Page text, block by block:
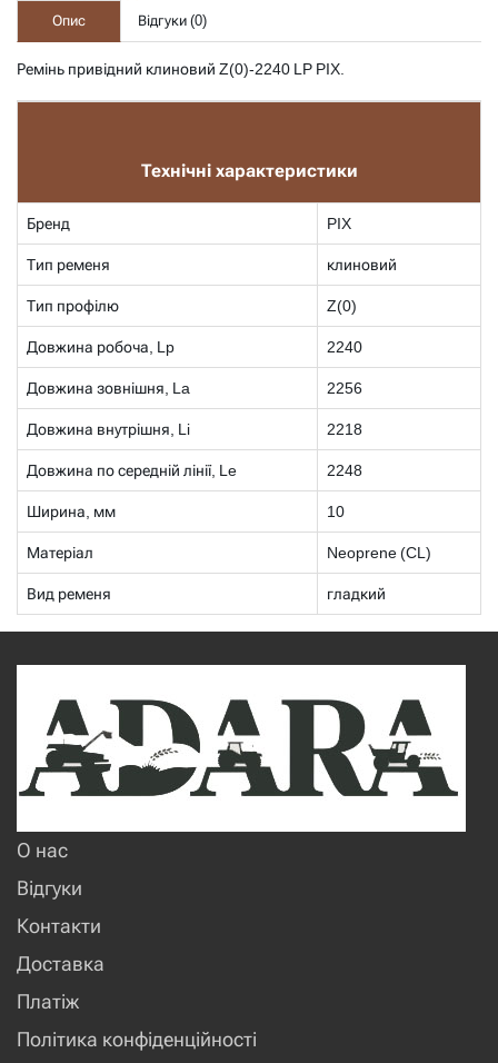
Опис
Відгуки (0)
Ремінь привідний клиновий Z(0)-2240 LP PIX.
Технічні характеристики
Бренд PIX
Тип ременя клиновий
Тип профілю Z(0)
Довжина робоча, Lp 2240
Довжина зовнішня, La 2256
Довжина внутрішня, Li 2218
Довжина по середній лінії, Le 2248
Ширина, мм 10
Матеріал Neoprene (CL)
Вид ременя гладкий
О нас
Відгуки
Контакти
Доставка
Платіж
Політика конфіденційності